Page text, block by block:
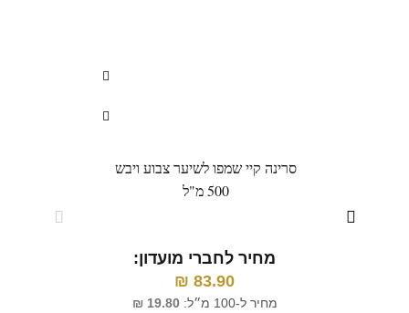
סרינה קיי שמפו לשיער צבוע ויבש
500 מ"ל
מחיר לחברי מועדון:
83.90
₪
מחיר ל-100 מ״ל: 19.80
₪